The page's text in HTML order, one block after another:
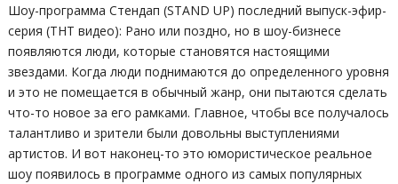
Шоу-программа Стендап (STAND UP) последний выпуск-эфир-
серия (ТНТ видео): Рано или поздно, но в шоу-бизнесе
появляются люди, которые становятся настоящими
звездами. Когда люди поднимаются до определенного уровня
и это не помещается в обычный жанр, они пытаются сделать
что-то новое за его рамками. Главное, чтобы все получалось
талантливо и зрители были довольны выступлениями
артистов. И вот наконец-то это юмористическое реальное
шоу появилось в программе одного из самых популярных